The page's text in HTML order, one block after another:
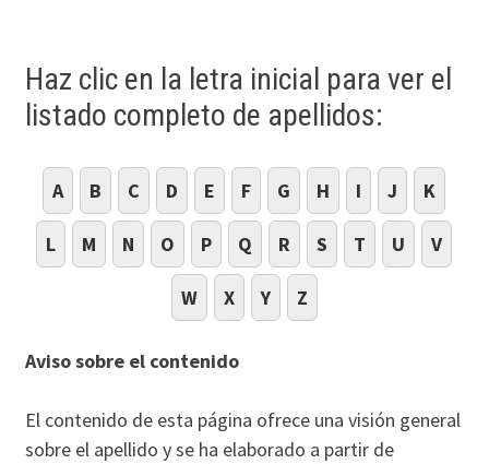
Haz clic en la letra inicial para ver el
listado completo de apellidos:
A B C D E F G H I J K
L M N O P Q R S T U V
W X Y Z
Aviso sobre el contenido
El contenido de esta página ofrece una visión general
sobre el apellido y se ha elaborado a partir de